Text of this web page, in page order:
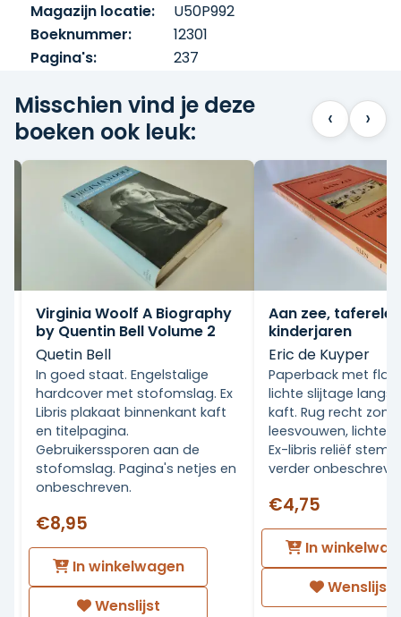
Magazijn locatie:
U50P992
Boeknummer:
12301
Pagina's:
237
Misschien vind je deze
boeken ook leuk:
‹ ›
Virginia Woolf A Biography
by Quentin Bell Volume 2
Quetin Bell
In goed staat. Engelstalige
hardcover met stofomslag. Ex
Libris plakaat binnenkant kaft
en titelpagina.
Gebruikerssporen aan de
stofomslag. Pagina's netjes en
onbeschreven.
€8,95
In winkelwagen
Wenslijst
Aan zee,
kinderjaren
Eric de Kuyper
Paperback met
lichte slijtage langs
kaft. Rug recht
leesvouwen, lichte
Ex-libris reliëf
verder
€4,75
In
Wenslijst